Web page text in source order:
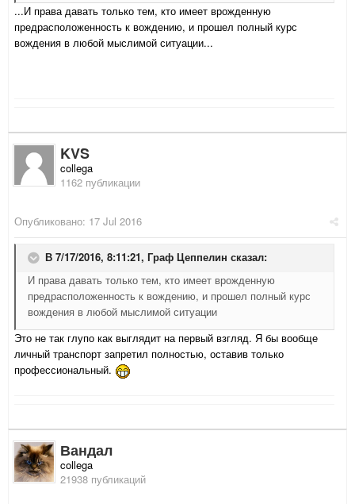
...И права давать только тем, кто имеет врожденную
предрасположенность к вождению, и прошел полный курс
вождения в любой мыслимой ситуации...
KVS
collega
1162 публикации
Опубликовано: 17 Jul 2016
В 7/17/2016, 8:11:21, Граф Цеппелин сказал:
И права давать только тем, кто имеет врожденную
предрасположенность к вождению, и прошел полный курс
вождения в любой мыслимой ситуации
Это не так глупо как выглядит на первый взгляд. Я бы вообще
личный транспорт запретил полностью, оставив только
профессиональный.
Вандал
collega
21938 публикаций